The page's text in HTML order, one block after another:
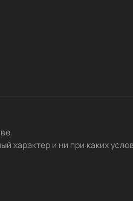
и ни при каких